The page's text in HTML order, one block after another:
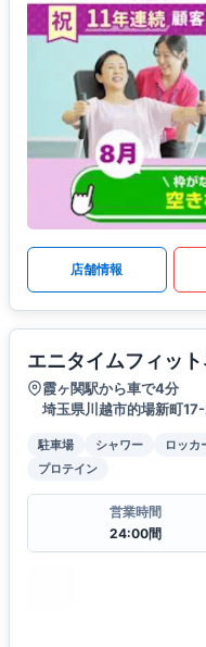
店舗情報
エニタイムフィッ
霞ヶ関駅から車で4分
埼玉県川越市的場新町17-
駐車場 シャワー ロッカ
プロテイン
営業時間
24:00間